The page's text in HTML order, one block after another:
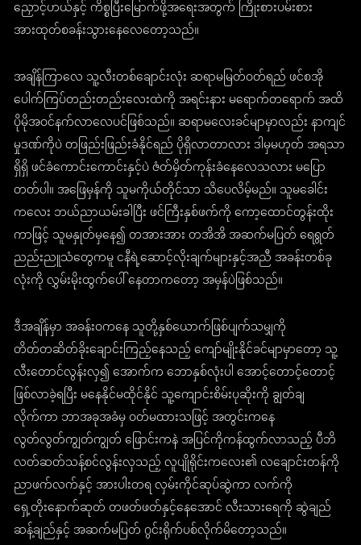
ညှောင့်ဟယ်နှင့် ကိစ္စပြီးမြောက်ဖို့အရေးအတွက် ကြိုးစားပမ်းစား
အားထုတ်စခန်းသွားနေလေတော့သည်။
အချိန်ကြာလေ သူ့လီးတစ်ချောင်းလုံး ဆရာမမြတ်ဝတ်ရည် ဖင်စအို
ပေါက်ကြပ်တည်းတည်းလေးထဲကို အရင်းနား မရောက်တရောက် အထိ
ပိုမိုအဝင်နက်လာလေပင်ဖြစ်သည်။ ဆရာမလေးခင်မျာမှာလည်း နာကျင်
မှုဒဏ်ကိုပဲ တဖြည်းဖြည်းခံနိုင်ရည် ပိုရှိလာတာလား ဒါမှမဟုတ် အရသာ
ရှိရှိ ဖင်ခံကောင်းကောင်းနှင့်ပဲ ဇံတ်မှိတ်ကုန်းခံနေလေသလား မပြော
တတ်ပါ။ အဖြေမှန်ကို သူမကိုယ်တိုင်သာ သိပေလိမ့်မည်။ သူမခေါင်း
ကလေး ဘယ်ညာယမ်းခါပြီး ဖင်ကြီးနှစ်ဖက်ကို ကော့ထောင်တွန်းထိုး
ကာဖြင့် သူမနှုတ်မှနေ၍ တအားအား တအိအိ အဆက်မပြတ် ရေရွတ်
ညည်းညူသံတွေကမူ ငနီရဲ့ဆောင့်လိုးချက်များနှင့်အညီ အခန်းတစ်ခု
လုံးကို လွှမ်းမိုးထွက်ပေါ် နေတာကတော့ အမှန်ပဲဖြစ်သည်။
ဒီအချိန်မှာ အခန်းဝကနေ သူတို့နှစ်ယောက်ဖြစ်ပျက်သမျှကို
တိတ်တဆိတ်ခိုးချောင်းကြည့်နေသည့် ကျော်မျိုးနိုင်ခင်မျာမှာတော့ သူ့
လီးတောင်လွန်းလှ၍ အောက်က ဘောနှစ်လုံးပါ အောင့်တောင့်တောင့်
ဖြစ်လာခဲ့ရပြီး မနေနိုင်မထိုင်နိုင် သူ့ကျောင်းစိမ်းပုဆိုးကို ချွတ်ချ
လိုက်ကာ ဘာအခုအခံမှ ဝတ်မထားသဖြင့် အတွင်းကနေ
လွတ်လွတ်ကျွတ်ကျွတ် ဖြောင်းကနဲ အပြင်ကိုကန်ထွက်လာသည့် ပီဘိ
လတ်ဆတ်သန့်စင်လွန်းလှသည့် လူပျိုရိုင်းကလေး၏ လချောင်းတန်ကို
ညာဖက်လက်နှင့် အားပါးတရ လှမ်းကိုင်ဆုပ်ဆွဲကာ လက်ကို
ရှေ့တိုးနောက်ဆုတ် တဖတ်ဖတ်နှင့်နေအောင် လီးသားရေကို ဆွဲချည်
ဆန့်ချည်နှင့် အဆက်မပြတ် ဂွင်းရိုက်ပစ်လိုက်မိတော့သည်။